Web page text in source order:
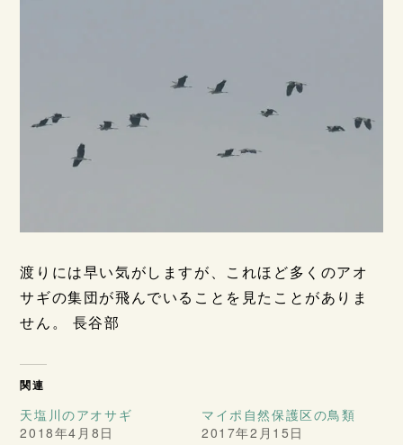
渡りには早い気がしますが、これほど多くのアオ
サギの集団が飛んでいることを見たことがありま
せん。 長谷部
関連
天塩川のアオサギ
2018年4月8日
マイポ自然保護区の鳥類
2017年2月15日